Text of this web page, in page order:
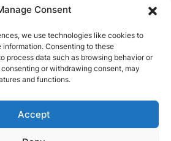
Consent
we use technologies like cookies to
Consenting to these
process data such as browsing behavior or
or withdrawing consent, may
and functions.
Accept
भविष्यवाणियाँ
टी20 लीग भविष्यवाणियाँ
नवीनतम क्रिकेट भविष्यवाणियाँ
भविष्यवाणी विश्लेषण
समाचार
समाचार